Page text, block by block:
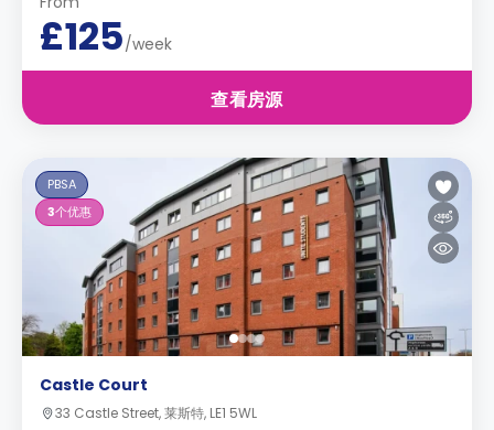
£125/week
查看房源
PBSA
3个优惠
Castle Court
33 Castle Street, 莱斯特, LE1 5WL